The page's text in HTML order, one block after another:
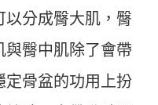
以分成臀大肌，臀
與臀中肌除了會帶
定骨盆的功用上扮